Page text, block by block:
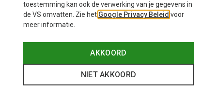
toestemming kan ook de verwerking van je gegevens in
de VS omvatten. Zie het Google Privacy Beleid voor
meer informatie.
AKKOORD
NIET AKKOORD